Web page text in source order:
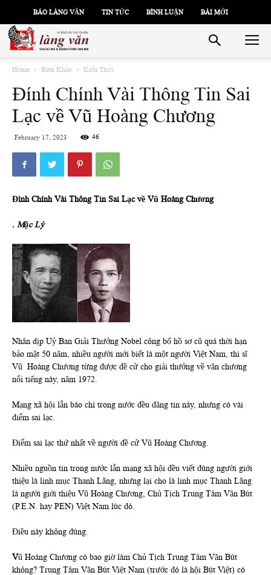
BÁO LÀNG VĂN TIN TỨC BÌNH LUẬN BÀI MỚI
Home Biên Khảo Kiến Thức
Đính Chính Vài Thông Tin Sai
Lạc về Vũ Hoàng Chương
February 17, 2023 46
Đình Chính Vài Thông Tin Sai Lạc về Vũ Hoàng Chương
. Mặc Lý
Nhân dịp Uỷ Ban Giải Thưởng Nobel công bố hồ sơ cũ quá thời hạn
bảo mật 50 năm, nhiều người mới biết là một người Việt Nam, thi sĩ
Vũ Hoàng Chương từng được đề cử cho giải thưởng về văn chương
nổi tiếng này, năm 1972.
Mạng xã hội lẫn báo chí trong nước đều đăng tin này, nhưng có vài
điểm sai lạc.
Điểm sai lạc thứ nhất về người đề cử Vũ Hoàng Chương.
Nhiều nguồn tin trong nước lẫn mạng xã hội đều viết đúng người giới
thiệu là linh mục Thanh Lãng, nhưng lại cho là linh mục Thanh Lãng
là người giới thiệu Vũ Hoàng Chương, Chủ Tịch Trung Tâm Văn Bút
(P.E.N. hay PEN) Việt Nam lúc đó.
Điều này không đúng.
Vũ Hoàng Chương có bao giờ làm Chủ Tịch Trung Tâm Văn Bút
không? Trung Tâm Văn Bút Việt Nam (trước đó là hội Bút Việt) có